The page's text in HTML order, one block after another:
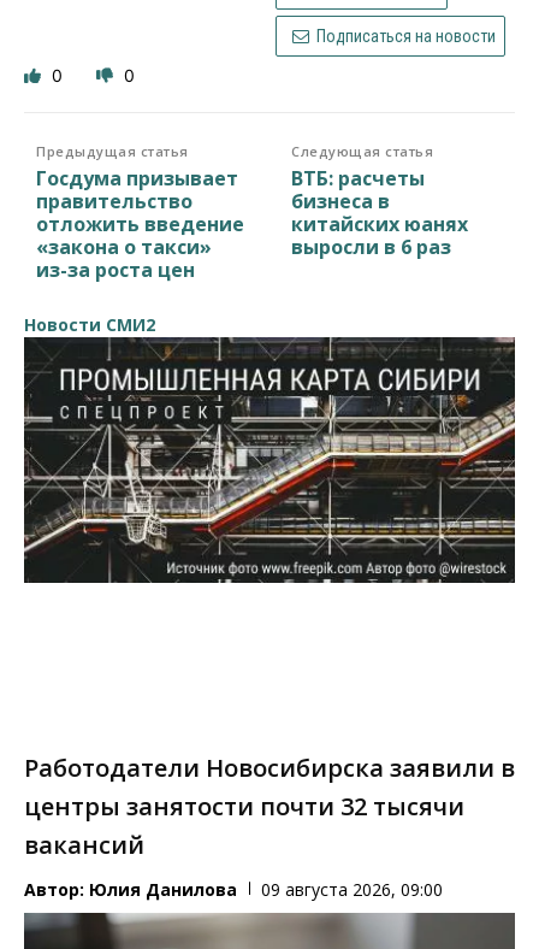
Подписаться на новости
0 0
Предыдущая статья
Госдума призывает
правительство
отложить введение
«закона о такси»
из-за роста цен
Следующая статья
ВТБ: расчеты
бизнеса в
китайских юанях
выросли в 6 раз
Новости СМИ2
Работодатели Новосибирска заявили в
центры занятости почти 32 тысячи
вакансий
Автор: Юлия Данилова 09 августа 2026, 09:00